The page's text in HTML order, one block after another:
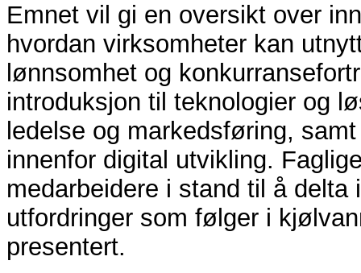
Emnet vil gi en oversikt over
hvordan virksomheter kan
lønnsomhet og
introduksjon til teknologier og
ledelse og markedsføring,
innenfor digital utvikling.
medarbeidere i stand til å
utfordringer som følger i
presentert.